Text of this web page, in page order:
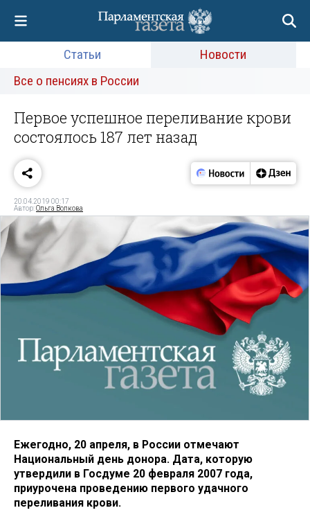
Статьи
Новости
Все о пенсиях в России
Первое успешное переливание крови
состоялось 187 лет назад
20.04.2019 00:17
Автор:Ольга Волкова
Ежегодно, 20 апреля, в России отмечают
Национальный день донора. Дата, которую
утвердили в Госдуме 20 февраля 2007 года,
приурочена проведению первого удачного
переливания крови.